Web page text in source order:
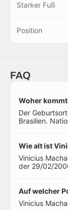
Starker Fuß
Position
FAQ
Woher
Der
Brasilien.
Wie alt ist
Vinicius
der 29/02/
Auf welcher
Vinicius